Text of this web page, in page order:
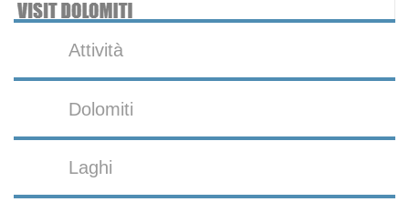
Attività
Dolomiti
Laghi